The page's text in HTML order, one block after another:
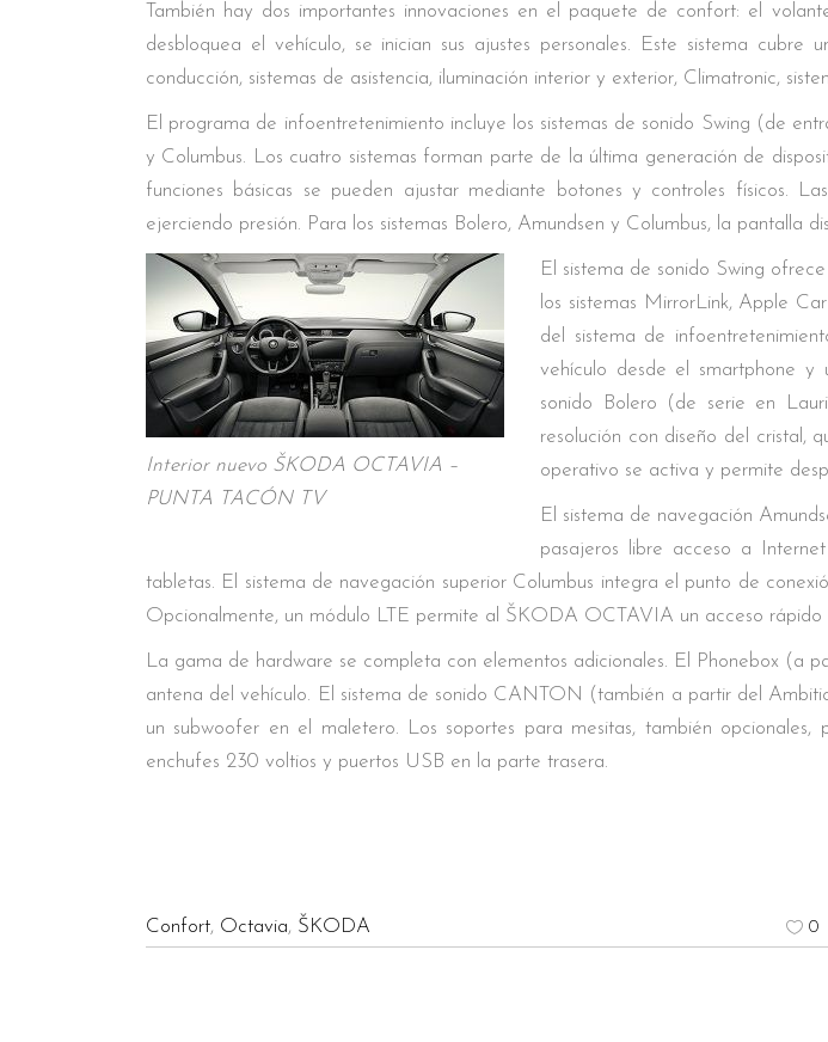
También hay dos importantes innovaciones en el paquete de confort: el
desbloquea el vehículo, se inician sus ajustes personales. Este sistema
conducción, sistemas de asistencia, iluminación interior y exterior, Climatronic,
El programa de infoentretenimiento incluye los sistemas de sonido Swing (de
y Columbus. Los cuatro sistemas forman parte de la última generación de
funciones básicas se pueden ajustar mediante botones y controles físicos.
ejerciendo presión. Para los sistemas Bolero, Amundsen y Columbus, la pantalla
Interior nuevo ŠKODA OCTAVIA –
PUNTA TACÓN TV
El sistema de sonido Swing
los sistemas MirrorLink, Apple
del sistema de
vehículo desde el smartphone y
sonido Bolero (de serie en
resolución con diseño del cristal,
operativo se activa y permite
El sistema de navegación
pasajeros libre acceso a
tabletas. El sistema de navegación superior Columbus integra el punto de
Opcionalmente, un módulo LTE permite al ŠKODA OCTAVIA un acceso
La gama de hardware se completa con elementos adicionales. El Phonebox (a
antena del vehículo. El sistema de sonido CANTON (también a partir del
un subwoofer en el maletero. Los soportes para mesitas, también
enchufes 230 voltios y puertos USB en la parte trasera.
Confort, Octavia, ŠKODA 0